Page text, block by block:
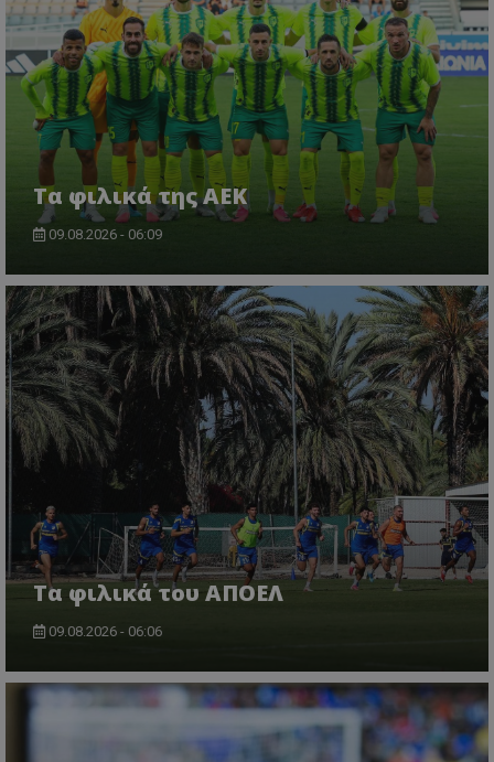
Τα φιλικά της ΑΕΚ
09.08.2026 - 06:09
Τα φιλικά του ΑΠΟΕΛ
09.08.2026 - 06:06